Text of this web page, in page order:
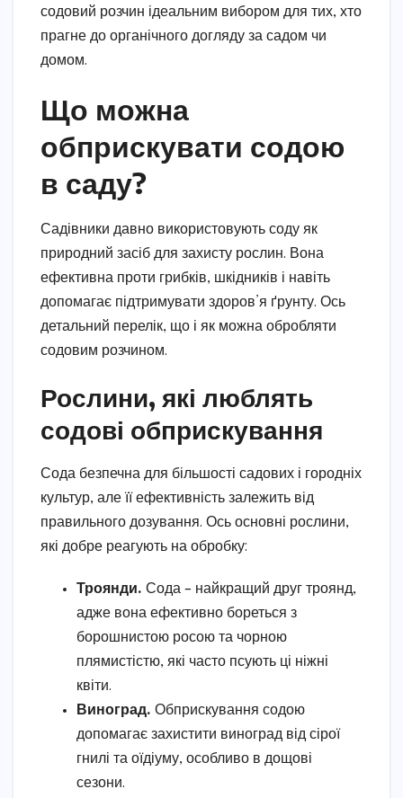
содовий розчин ідеальним вибором для тих, хто
прагне до органічного догляду за садом чи
домом.
Що можна
обприскувати содою
в саду?
Садівники давно використовують соду як
природний засіб для захисту рослин. Вона
ефективна проти грибків, шкідників і навіть
допомагає підтримувати здоров’я ґрунту. Ось
детальний перелік, що і як можна обробляти
содовим розчином.
Рослини, які люблять
содові обприскування
Сода безпечна для більшості садових і городніх
культур, але її ефективність залежить від
правильного дозування. Ось основні рослини,
які добре реагують на обробку:
Троянди. Сода – найкращий друг троянд,
адже вона ефективно бореться з
борошнистою росою та чорною
плямистістю, які часто псують ці ніжні
квіти.
Виноград. Обприскування содою
допомагає захистити виноград від сірої
гнилі та оїдіуму, особливо в дощові
сезони.